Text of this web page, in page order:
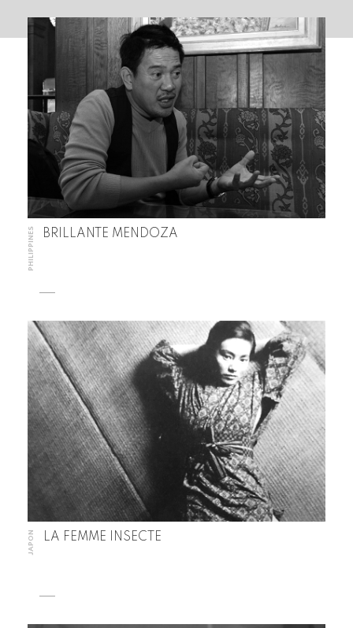
PHILIPPINES BRILLANTE MENDOZA
JAPON LA FEMME INSECTE